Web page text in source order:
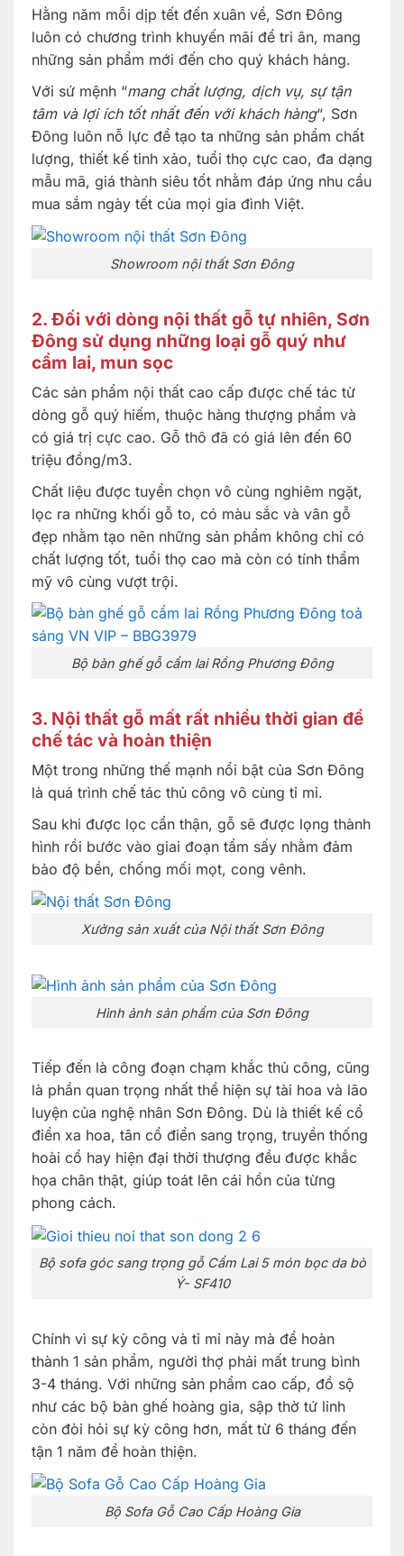
Hằng năm mỗi dịp tết đến xuân về, Sơn Đông
luôn có chương trình khuyến mãi để tri ân, mang
những sản phẩm mới đến cho quý khách hàng.
Với sứ mệnh “mang chất lượng, dịch vụ, sự tận
tâm và lợi ích tốt nhất đến với khách hàng“, Sơn
Đông luôn nỗ lực để tạo ta những sản phẩm chất
lượng, thiết kế tinh xảo, tuổi thọ cực cao, đa dạng
mẫu mã, giá thành siêu tốt nhằm đáp ứng nhu cầu
mua sắm ngày tết của mọi gia đình Việt.
Showroom nội thất Sơn Đông
2. Đối với dòng nội thất gỗ tự nhiên, Sơn
Đông sử dụng những loại gỗ quý như
cẩm lai, mun sọc
Các sản phẩm nội thất cao cấp được chế tác từ
dòng gỗ quý hiếm, thuộc hàng thượng phẩm và
có giá trị cực cao. Gỗ thô đã có giá lên đến 60
triệu đồng/m3.
Chất liệu được tuyển chọn vô cùng nghiêm ngặt,
lọc ra những khối gỗ to, có màu sắc và vân gỗ
đẹp nhằm tạo nên những sản phẩm không chỉ có
chất lượng tốt, tuổi thọ cao mà còn có tính thẩm
mỹ vô cùng vượt trội.
Bộ bàn ghế gỗ cẩm lai Rồng Phương Đông
3. Nội thất gỗ mất rất nhiều thời gian để
chế tác và hoàn thiện
Một trong những thế mạnh nổi bật của Sơn Đông
là quá trình chế tác thủ công vô cùng tỉ mỉ.
Sau khi được lọc cẩn thận, gỗ sẽ được lọng thành
hình rồi bước vào giai đoạn tẩm sấy nhằm đảm
bảo độ bền, chống mối mọt, cong vênh.
Xưởng sản xuất của Nội thất Sơn Đông
Hình ảnh sản phẩm của Sơn Đông
Tiếp đến là công đoạn chạm khắc thủ công, cũng
là phần quan trọng nhất thể hiện sự tài hoa và lão
luyện của nghệ nhân Sơn Đông. Dù là thiết kế cổ
điển xa hoa, tân cổ điển sang trọng, truyền thống
hoài cổ hay hiện đại thời thượng đều được khắc
họa chân thật, giúp toát lên cái hồn của từng
phong cách.
Bộ sofa góc sang trọng gỗ Cẩm Lai 5 món bọc da bò
Ý- SF410
Chính vì sự kỳ công và tỉ mỉ này mà để hoàn
thành 1 sản phẩm, người thợ phải mất trung bình
3-4 tháng. Với những sản phẩm cao cấp, đồ sộ
như các bộ bàn ghế hoàng gia, sập thờ tứ linh
còn đòi hỏi sự kỳ công hơn, mất từ 6 tháng đến
tận 1 năm để hoàn thiện.
Bộ Sofa Gỗ Cao Cấp Hoàng Gia